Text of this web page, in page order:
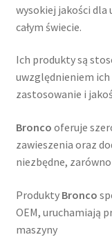
wysokiej jakości
całym świecie.
Ich produkty są
uwzględnieniem ich
zastosowanie i
Bronco oferuje
zawieszenia oraz
niezbędne,
Produkty Bronco
OEM, uruchamiają
maszyny